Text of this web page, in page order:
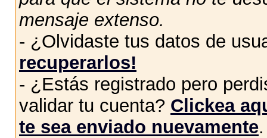
mensaje extenso.
- ¿Olvidaste tus datos de
recuperarlos!
- ¿Estás registrado pero
validar tu cuenta? Clickea
te sea enviado nuevamente.